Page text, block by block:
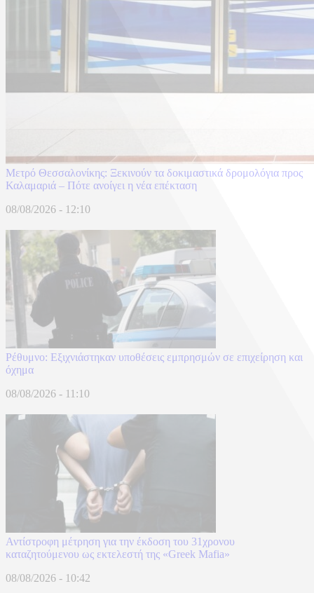
Μετρό Θεσσαλονίκης: Ξεκινούν τα δοκιμαστικά δρομολόγια προς
Καλαμαριά – Πότε ανοίγει η νέα επέκταση
08/08/2026 - 12:10
Ρέθυμνο: Εξιχνιάστηκαν υποθέσεις εμπρησμών σε επιχείρηση και
όχημα
08/08/2026 - 11:10
Αντίστροφη μέτρηση για την έκδοση του 31χρονου
καταζητούμενου ως εκτελεστή της «Greek Mafia»
08/08/2026 - 10:42